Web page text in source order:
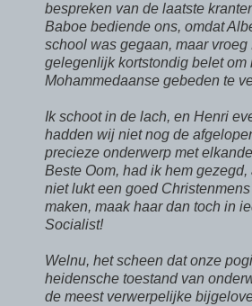
bespreken van de laatste
Baboe bediende ons, omdat
school was gegaan, maar vroeg
gelegenlijk kortstondig belet om
Mohammedaanse gebeden te
Ik schoot in de lach, en Henri
hadden wij niet nog de
precieze onderwerp met
Beste Oom, had ik hem gezegd,
niet lukt een goed
maken, maak haar dan toch in
Socialist!
Welnu, het scheen dat onze
heidensche toestand van
de meest verwerpelijke